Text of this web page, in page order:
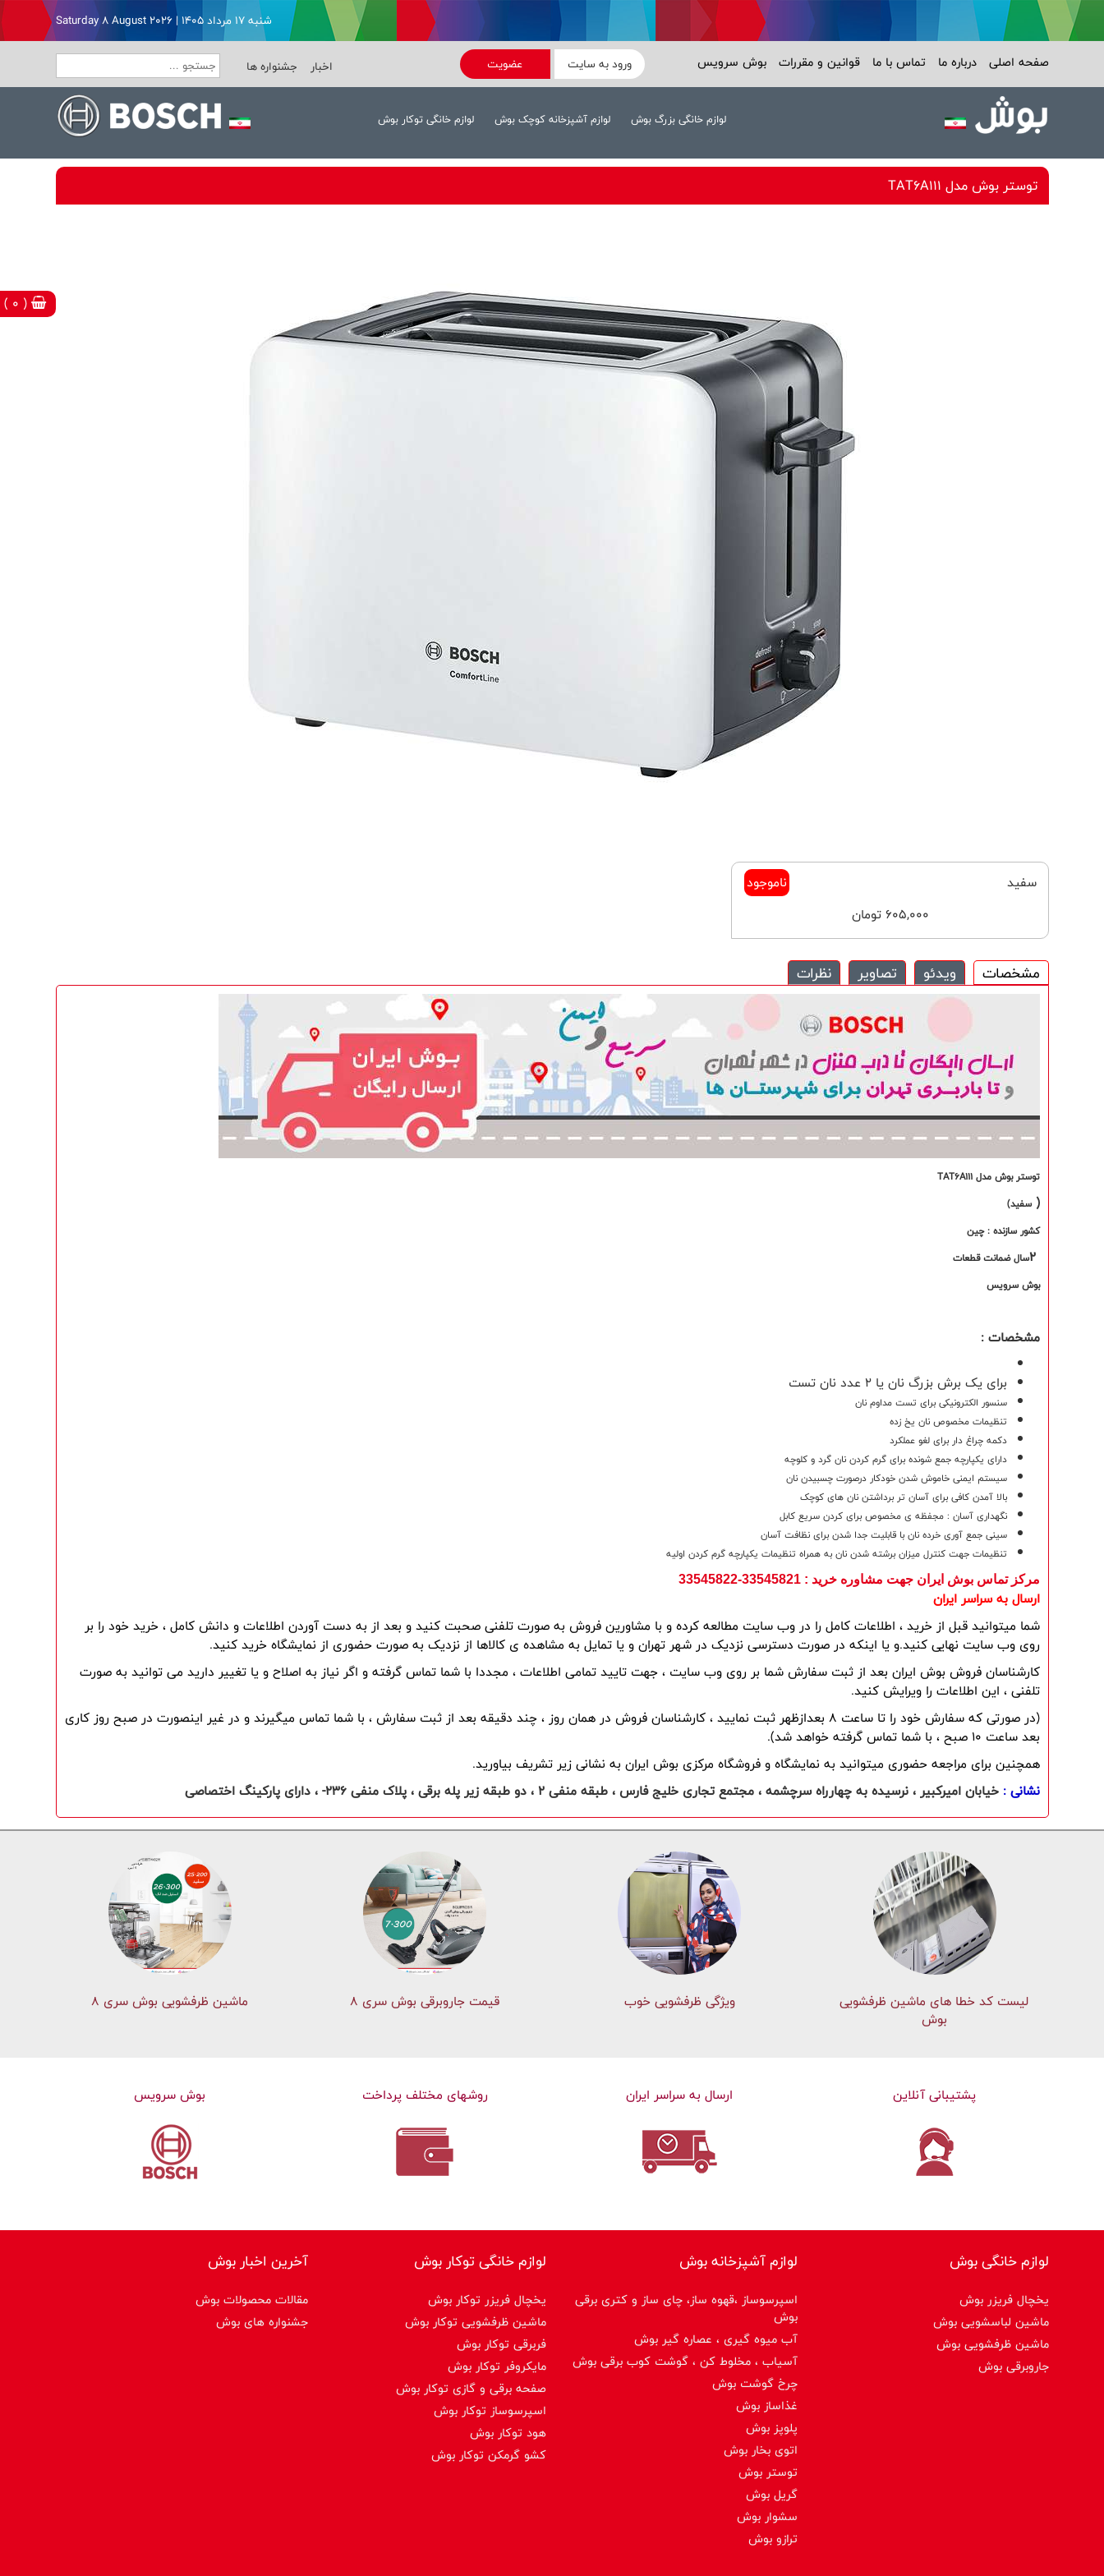
( 0 )
شنبه ۱۷ مرداد ۱۴۰۵ | Saturday 8 August 2026
صفحه اصلی درباره ما تماس با ما قوانین و مقررات بوش سرویس ورود به سایت عضویت اخبار جشنواره ها
لوازم خانگی بزرگ بوش لوازم آشپزخانه کوچک بوش لوازم خانگی توکار بوش
توستر بوش مدل TAT6A111
سفید
ناموجود
605,000 تومان
مشخصات ویدئو تصاویر نظرات
توستر بوش مدل TAT6A111
)سفید)
کشور سازنده : چین
2سال ضمانت قطعات
بوش سرویس
مشخصات :
برای یک برش بزرگ نان یا 2 عدد نان تست
سنسور الکترونیکی برای تست مداوم نان
تنظیمات مخصوص نان یخ زده
دکمه چراغ دار برای لغو عملکرد
دارای یکپارچه جمع شونده برای گرم کردن نان گرد و کلوچه
سیستم ایمنی خاموش شدن خودکار درصورت چسبیدن نان
بالا آمدن کافی برای آسان تر برداشتن نان های کوچک
نگهداری آسان : مجفظه ی مخصوص برای کردن سریع کابل
سینی جمع آوری خرده نان با قابلیت جدا شدن برای نظافت آسان
تنظیمات جهت کنترل میزان برشته شدن نان به همراه تنظیمات یکپارچه گرم کردن اولیه
مرکز تماس بوش ایران جهت مشاوره خرید : 33545821-33545822
ارسال به سراسر ایران
روی وب سایت نهایی کنید.و یا اینکه در صورت دسترسی نزدیک در شهر تهران و یا تمایل به مشاهده ی کالاها از نزدیک به صورت حضوری از نمایشگاه خرید کنید.
تلفنی ، این اطلاعات را ویرایش کنید.
بعد ساعت 10 صبح ، با شما تماس گرفته خواهد شد).
همچنین برای مراجعه حضوری میتوانید به نمایشگاه و فروشگاه مرکزی بوش ایران به نشانی زیر تشریف بیاورید.
نشانی : خيابان اميرکبير ، نرسيده به چهارراه سرچشمه ، مجتمع تجاری خليج فارس ، طبقه منفی 2 ، دو طبقه زير پله برقی ، پلاک منفی 236- ، دارای پارکينگ اختصاصی
لیست کد خطا های ماشين ظرفشویی
بوش
ویژگی ظرفشویی خوب قیمت جاروبرقی بوش سری ۸ ماشین ظرفشویی بوش سری 8
پشتیبانی آنلاین ارسال به سراسر ایران روشهای مختلف پرداخت بوش سرویس
لوازم خانگی بوش
یخچال فریزر بوش
ماشین لباسشویی بوش
ماشین ظرفشویی بوش
جاروبرقی بوش
لوازم آشپزخانه بوش
اسپرسوساز ،قهوه ساز، چای ساز و کتری برقی
بوش
آب میوه گیری ، عصاره گیر بوش
آسیاب ، مخلوط کن ، گوشت کوب برقی بوش
چرخ گوشت بوش
غذاساز بوش
پلوپز بوش
اتوی بخار بوش
توستر بوش
گریل بوش
سشوار بوش
ترازو بوش
لوازم خانگی توکار بوش
یخچال فریزر توکار بوش
ماشین ظرفشویی توکار بوش
فربرقی توکار بوش
مایکروفر توکار بوش
صفحه برقی و گازی توکار بوش
اسپرسوساز توكار بوش
هود توکار بوش
کشو گرمکن توکار بوش
آخرین اخبار بوش
مقالات محصولات بوش
جشنواره های بوش